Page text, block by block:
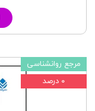
مرجع روانشناسی
۰ درصد